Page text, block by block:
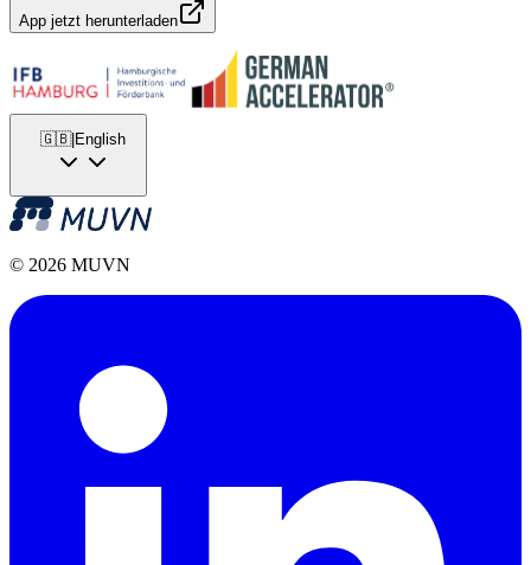
App jetzt herunterladen
🇬🇧|English
© 2026 MUVN